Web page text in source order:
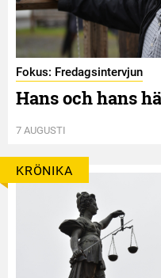
Fokus: Fredagsintervjun
Hans och hans
7 AUGUSTI
KRÖNIKA